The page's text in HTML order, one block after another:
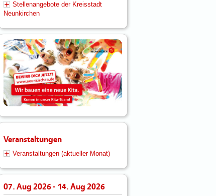
Stellenangebote der Kreisstadt
Neunkirchen
Veranstaltungen
Veranstaltungen (aktueller Monat)
07. Aug 2026 - 14. Aug 2026